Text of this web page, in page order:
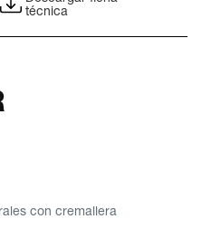
técnica
con cremallera